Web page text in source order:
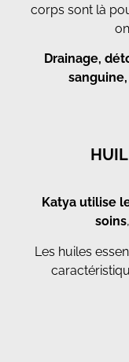
corps sont là
Drainage,
Katya utilise
soins
Les huiles